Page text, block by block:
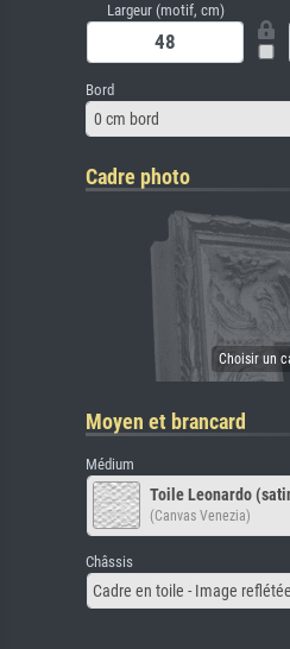
Largeur (motif, cm)
Bord
0 cm bord
Cadre photo
Moyen et brancard
Médium
Toile Leonardo
(Canvas Venezia)
Châssis
Cadre en toile - Image